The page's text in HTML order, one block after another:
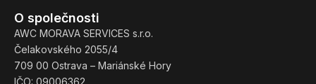
O společnosti
AWC MORAVA SERVICES s.r.o.
Čelakovského 2055/4
709 00 Ostrava – Mariánské Hory